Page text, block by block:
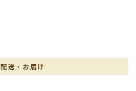
配送・お届け